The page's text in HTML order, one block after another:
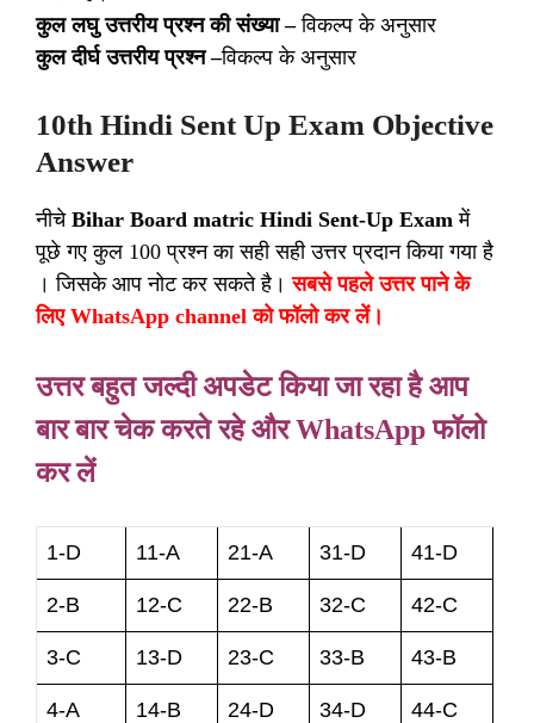
कुल लघु उत्तरीय प्रश्न की संख्या –विकल्प के अनुसार
कुल दीर्घ उत्तरीय प्रश्न –विकल्प के अनुसार
10th Hindi Sent Up Exam Objective
Answer
नीचे Bihar Board matric Hindi Sent-Up Exam में
पूछे गए कुल 100 प्रश्न का सही सही उत्तर प्रदान किया गया है
। जिसके आप नोट कर सकते है।सबसे पहले उत्तर पाने के
लिए WhatsApp channel को फॉलो कर लें।
उत्तर बहुत जल्दी अपडेट किया जा रहा है आप
बार बार चेक करते रहे और WhatsApp फॉलो
कर लें
1-D 11-A 21-A 31-D 41-D
2-B 12-C 22-B 32-C 42-C
3-C 13-D 23-C 33-B 43-B
4-A 14-B 24-D 34-D 44-C